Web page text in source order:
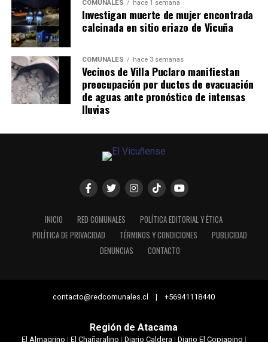
COMUNALES hace 1 semana
Investigan muerte de mujer encontrada
calcinada en sitio eriazo de Vicuña
COMUNALES hace 3 semanas
Vecinos de Villa Puclaro manifiestan
preocupación por ductos de evacuación
de aguas ante pronóstico de intensas
lluvias
INICIO RED COMUNALES
POLÍTICA EDITORIAL Y ÉTICA
POLÍTICA DE PRIVACIDAD
TÉRMINOS Y CONDICIONES
PUBLICIDAD
DENUNCIAS
CONTACTO
contacto@redcomunales.cl | +56941118440
Región de Atacama
El Almagrino | El Chañaralino | Diario Caldera| Diario El Copiapino |